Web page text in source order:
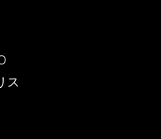
ス